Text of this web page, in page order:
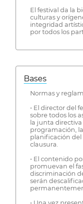
El festival da la
culturas y
integridad
por todos los
Bases
Normas y
• El director del
sobre todos los
la junta
programación,
planificación del
clausura.
• El contenido
promuevan el
discriminación
serán